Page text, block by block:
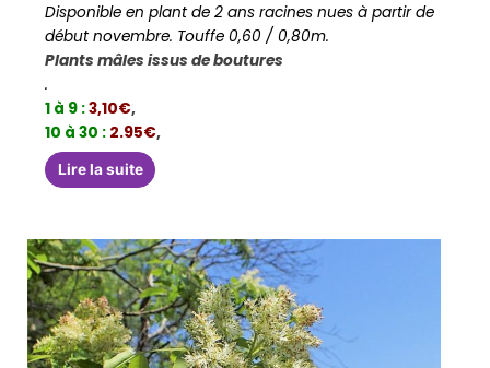
Disponible en plant de 2 ans racines nues à partir de
début novembre. Touffe 0,60 / 0,80m.
Plants mâles issus de boutures
.
1 à 9 :3,10€,
10 à 30 : 2.95€,
Lire la suite